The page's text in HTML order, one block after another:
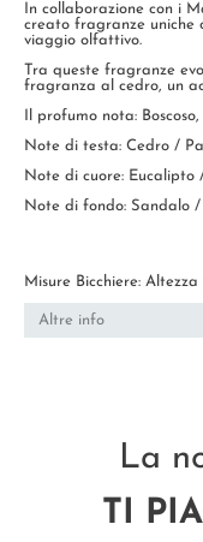
In collaborazione con i
creato fragranze uniche
viaggio olfattivo.
Tra queste fragranze
fragranza al cedro, un
Il profumo nota:
Note di testa: Cedro /
Note di cuore: Eucalipto
Note di fondo: Sandalo
Misure Bicchiere:
Altre info
La
TI